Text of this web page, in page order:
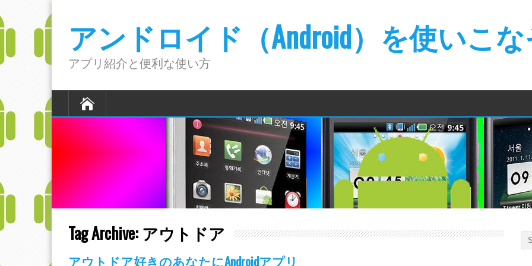
アンドロイド（Android）を使いこ
アプリ紹介と便利な使い方
Tag Archive: アウトドア
アウトドア好きのあなたにAndroidアプリ